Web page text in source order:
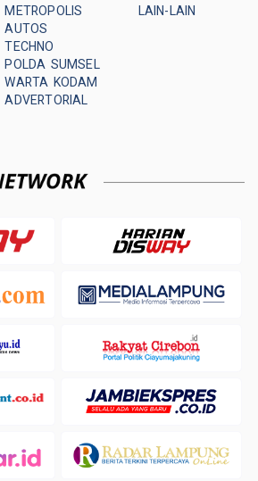
METROPOLIS
AUTOS
TECHNO
POLDA SUMSEL
WARTA KODAM
ADVERTORIAL
LAIN-LAIN